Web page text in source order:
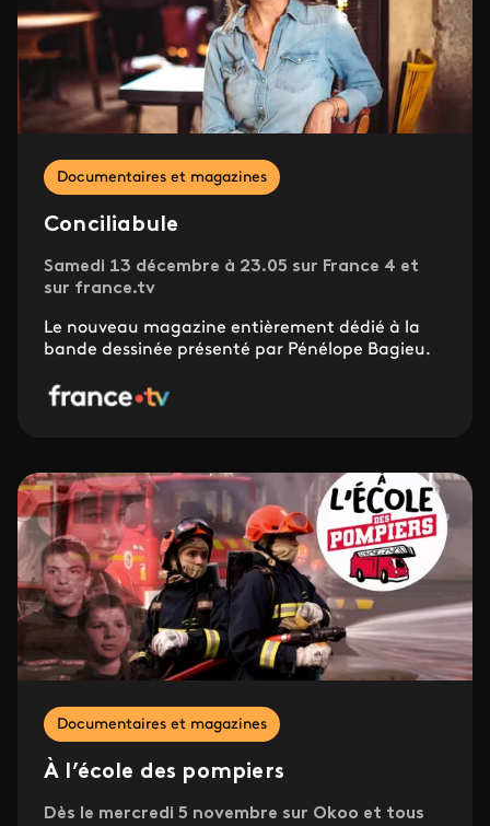
Documentaires et magazines
Conciliabule
Samedi 13 décembre à 23.05 sur France 4 et
sur france.tv
Le nouveau magazine entièrement dédié à la
bande dessinée présenté par Pénélope Bagieu.
Documentaires et magazines
À l’école des pompiers
Dès le mercredi 5 novembre sur Okoo et tous